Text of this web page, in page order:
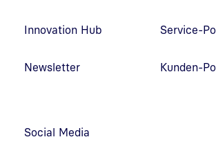
Innovation Hub
Newsletter
Service-
Kunden-
Social Media